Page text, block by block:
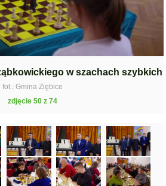
w szachach szybkich
fot.: Gmina Ziębice
zdjęcie 50 z 74